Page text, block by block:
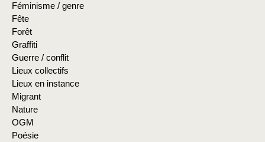
Féminisme / genre
Fête
Forêt
Graffiti
Guerre / conflit
Lieux collectifs
Lieux en instance
Migrant
Nature
OGM
Poésie